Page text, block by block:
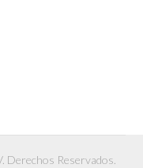
Derechos Reservados.